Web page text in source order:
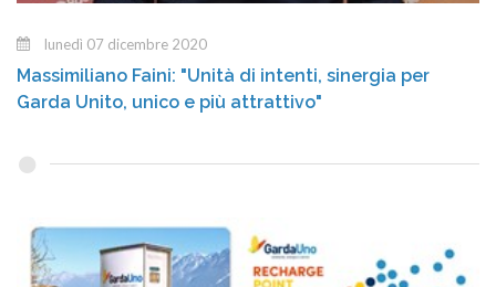
lunedì 07 dicembre 2020
Massimiliano Faini: "Unità di intenti, sinergia per
Garda Unito, unico e più attrattivo"